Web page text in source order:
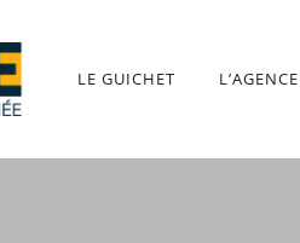
LE GUICHET L’AGENCE